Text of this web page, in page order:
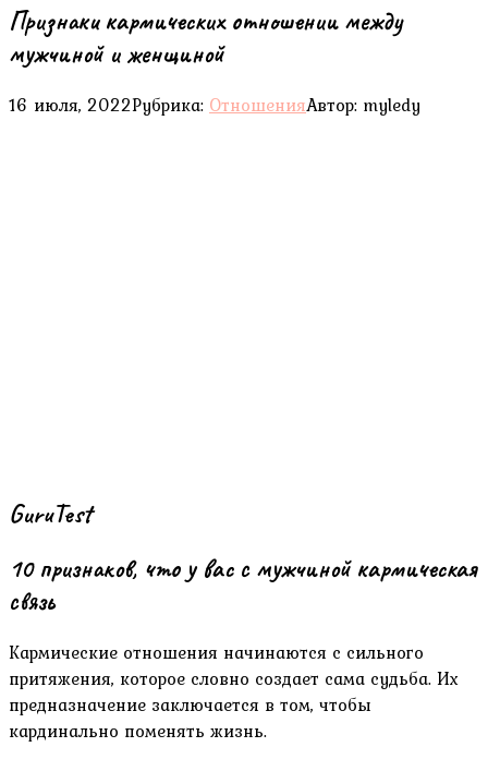
Признаки кармических отношении между
мужчиной и женщиной
16 июля, 2022Рубрика: ОтношенияАвтор: myledy
GuruTest
10 признаков, что у вас с мужчиной кармическая
связь
Кармические отношения начинаются с сильного
притяжения, которое словно создает сама судьба. Их
предназначение заключается в том, чтобы
кардинально поменять жизнь.